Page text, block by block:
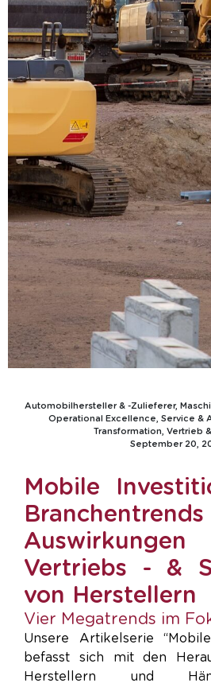
Automobilhersteller & -Zulieferer,
Operational Excellence, Service &
Transformation, Vertrieb
September 20,
Mobile
Vertriebs - &
von Herstellern
Vier Megatrends im
Unsere Artikelserie
befasst sich mit den
Herstellern und